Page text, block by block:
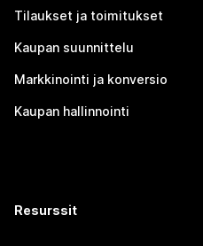
Tilaukset ja toimitukset
Kaupan suunnittelu
Markkinointi ja konversio
Kaupan hallinnointi
Resurssit